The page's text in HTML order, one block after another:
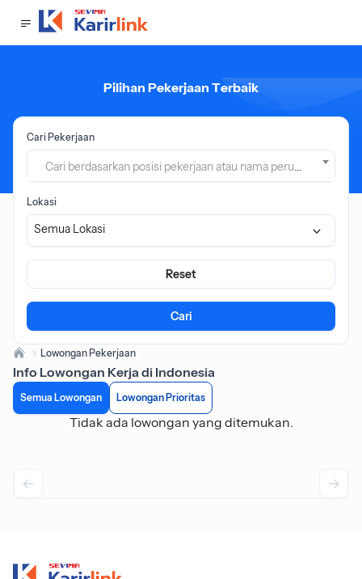
Pilihan Pekerjaan Terbaik
Cari Pekerjaan
Cari berdasarkan posisi pekerjaan atau nama perusahaan
Lokasi
Semua Lokasi
Reset
Cari
Lowongan Pekerjaan
Info Lowongan Kerja di Indonesia
Semua Lowongan Lowongan Prioritas
Tidak ada lowongan yang ditemukan.